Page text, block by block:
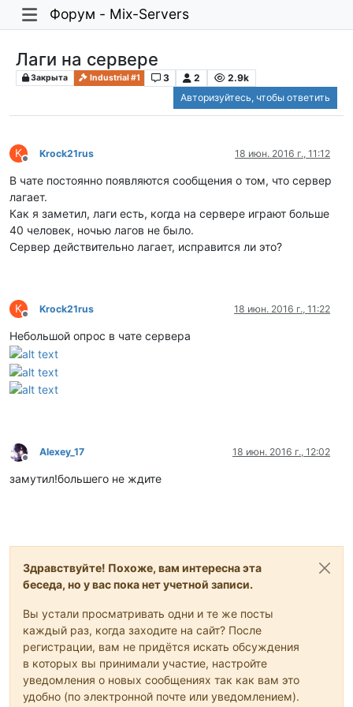
Форум - Mix-Servers
Лаги на сервере
Закрыта Industrial #1 3 2
2.9k
Авторизуйтесь, чтобы ответить
K
Не в сети
Krock21rus 18 июн. 2016 г., 11:12
В чате постоянно появляются сообщения о том, что сервер
лагает.
Как я заметил, лаги есть, когда на сервере играют больше
40 человек, ночью лагов не было.
Сервер действительно лагает, исправится ли это?
K
Не в сети
Krock21rus 18 июн. 2016 г., 11:22
Небольшой опрос в чате сервера
Не в сети
Alexey_17 18 июн. 2016 г., 12:02
замутил!большего не ждите
Здравствуйте! Похоже, вам интересна эта
беседа, но у вас пока нет учетной записи.
Вы устали просматривать одни и те же посты
каждый раз, когда заходите на сайт? После
регистрации, вам не придётся искать обсуждения
в которых вы принимали участие, настройте
уведомления о новых сообщениях так как вам это
удобно (по электронной почте или уведомлением).